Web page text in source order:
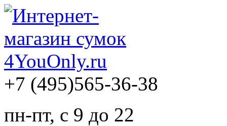
+7 (495)565-36-38
пн-пт, с 9 до 22